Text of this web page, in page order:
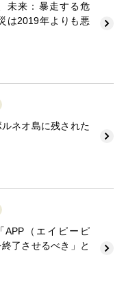
未来：暴走する危
は2019年よりも悪
ネオ島に残された
APP（エイピーピ
了させるべき」と